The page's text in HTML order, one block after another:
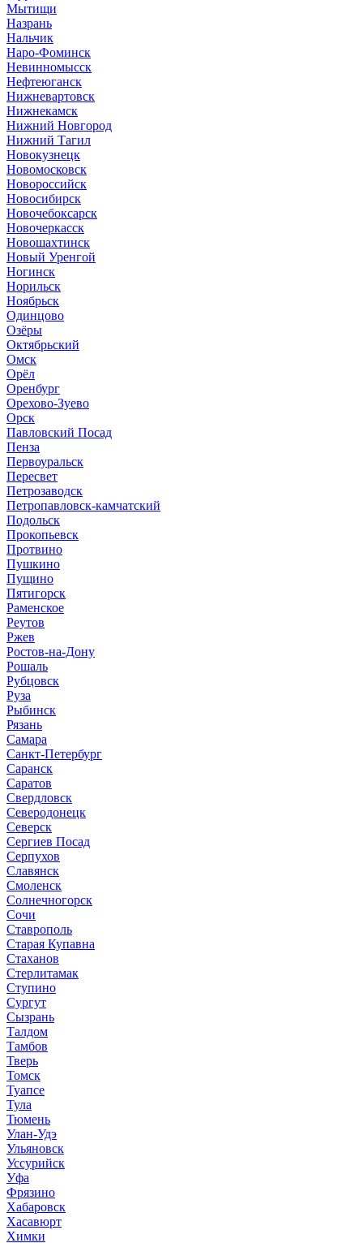
Мытищи
Назрань
Нальчик
Наро-Фоминск
Невинномысск
Нефтеюганск
Нижневартовск
Нижнекамск
Нижний Новгород
Нижний Тагил
Новокузнецк
Новомосковск
Новороссийск
Новосибирск
Новочебоксарск
Новочеркасск
Новошахтинск
Новый Уренгой
Ногинск
Норильск
Ноябрьск
Одинцово
Озёры
Октябрьский
Омск
Орёл
Оренбург
Орехово-Зуево
Орск
Павловский Посад
Пенза
Первоуральск
Пересвет
Петрозаводск
Петропавловск-камчатский
Подольск
Прокопьевск
Протвино
Пушкино
Пущино
Пятигорск
Раменское
Реутов
Ржев
Ростов-на-Дону
Рошаль
Рубцовск
Руза
Рыбинск
Рязань
Самара
Санкт-Петербург
Саранск
Саратов
Свердловск
Северодонецк
Северск
Сергиев Посад
Серпухов
Славянск
Смоленск
Солнечногорск
Сочи
Ставрополь
Старая Купавна
Стаханов
Стерлитамак
Ступино
Сургут
Сызрань
Талдом
Тамбов
Тверь
Томск
Туапсе
Тула
Тюмень
Улан-Удэ
Ульяновск
Уссурийск
Уфа
Фрязино
Хабаровск
Хасавюрт
Химки